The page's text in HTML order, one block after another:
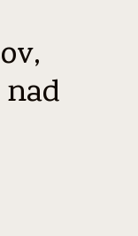
nad